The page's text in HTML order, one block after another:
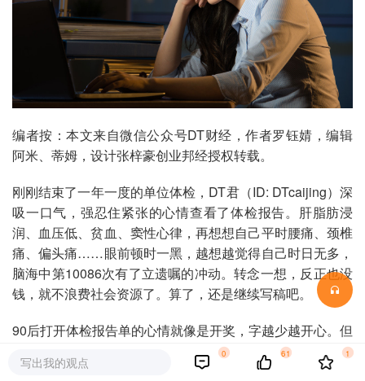
编者按：本文来自微信公众号DT财经，作者罗钰婧，编辑
阿米、蒂姆，设计张梓豪创业邦经授权转载。
刚刚结束了一年一度的单位体检，DT君（ID: DTcaijing）深
吸一口气，强忍住紧张的心情查看了体检报告。肝脂肪浸
润、血压低、贫血、窦性心律，再想想自己平时腰痛、颈椎
痛、偏头痛……眼前顿时一黑，越想越觉得自己时日无多，
脑海中第10086次有了立遗嘱的冲动。转念一想，反正也没
钱，就不浪费社会资源了。算了，还是继续写稿吧。
90后打开体检报告单的心情就像是开奖，字越少越开心。但
可惜的是，事与愿违。上海外服联合《大众医学》发布的
《2018上海白领健康指数报告》显示，2017年上海白领体
写出我的观点
0 61 1